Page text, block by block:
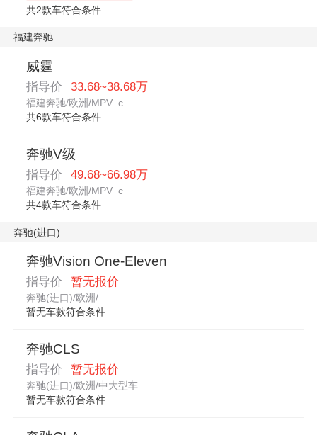
共2款车符合条件
福建奔驰
威霆
指导价 33.68~38.68万
福建奔驰/欧洲/MPV_c
共6款车符合条件
奔驰V级
指导价 49.68~66.98万
福建奔驰/欧洲/MPV_c
共4款车符合条件
奔驰(进口)
奔驰Vision One-Eleven
指导价 暂无报价
奔驰(进口)/欧洲/
暂无车款符合条件
奔驰CLS
指导价 暂无报价
奔驰(进口)/欧洲/中大型车
暂无车款符合条件